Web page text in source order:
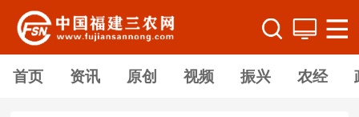
首页 资讯 原创 视频 振兴 农经